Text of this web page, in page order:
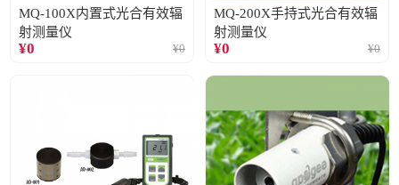
MQ-100X内置式光合有效辐
射测量仪
¥0 ¥0
MQ-200X手持式光合有效辐
射测量仪
¥0 ¥0